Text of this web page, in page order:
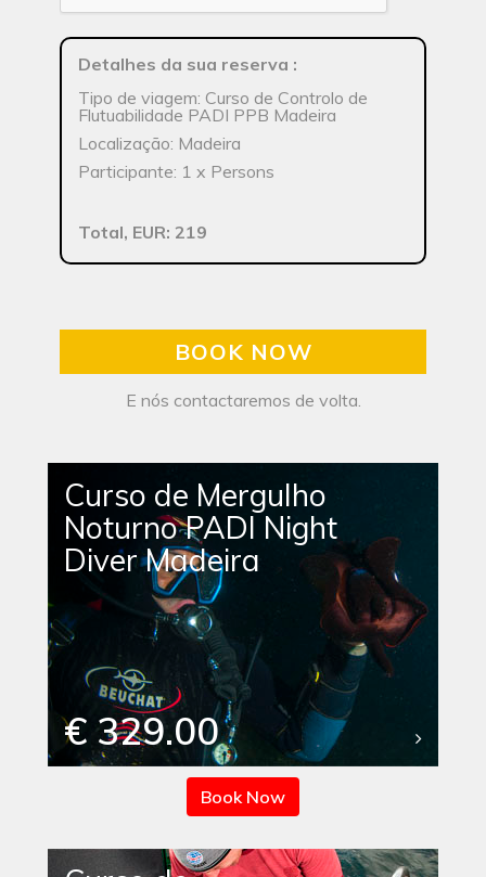
Detalhes da sua reserva :
Tipo de viagem: Curso de Controlo de
Flutuabilidade PADI PPB Madeira
Localização: Madeira
Participante: 1 x Persons
Total, EUR: 219
BOOK NOW
E nós contactaremos de volta.
Curso de Mergulho
Noturno PADI Night
Diver Madeira
€ 329.00
Book Now